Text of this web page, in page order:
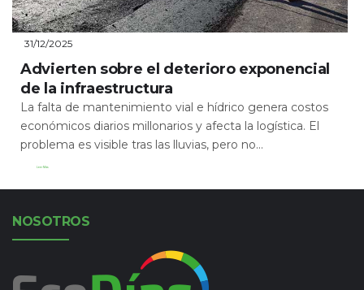
31/12/2025
Advierten sobre el deterioro exponencial
de la infraestructura
La falta de mantenimiento vial e hídrico genera costos
económicos diarios millonarios y afecta la logística. El
problema es visible tras las lluvias, pero no...
Leer Más
NOSOTROS